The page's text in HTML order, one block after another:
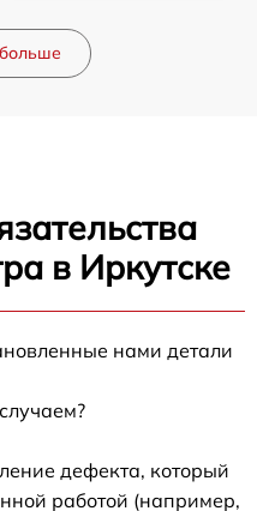
в Иркутске
нами детали
дефекта, который
работой (например,